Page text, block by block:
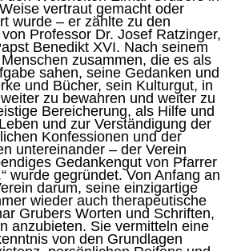
vertraut gemacht oder
wurde – er zählte zu den
ProfessorDr. Josef Ratzinger,
Benedikt XVI. Nach seinem
zusammen, die es als
sahen, seine Gedanken und
und Bücher, sein Kulturgut, in
zu bewahren und weiter zu
Bereicherung, als Hilfe und
und zur Verständigung der
Konfessionen und der
untereinander – der Verein
Gedankengut von Pfarrer
wurde gegründet. Von Anfang an
darum, seine einzigartige
wieder auch therapeutische
Grubers Worten und Schriften,
anzubieten. Sie vermitteln eine
von den Grundlagen